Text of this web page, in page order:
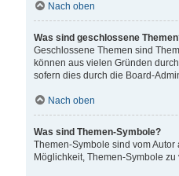
Nach oben
Was sind geschlossene
Geschlossene Themen sind
können aus vielen Gründen
sofern dies durch die Board-
Nach oben
Was sind Themen-Symbole?
Themen-Symbole sind vom
Möglichkeit, Themen-Symbole